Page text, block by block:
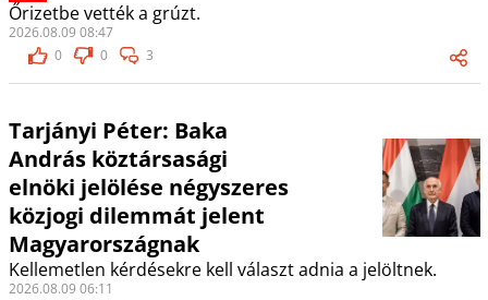
Őrizetbe vették a grúzt.
2026.08.09 08:47
0
0 3
Tarjányi Péter: Baka
András köztársasági
elnöki jelölése négyszeres
közjogi dilemmát jelent
Magyarországnak
Kellemetlen kérdésekre kell választ adnia a jelöltnek.
2026.08.09 06:11